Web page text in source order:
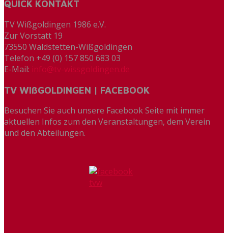
QUICK KONTAKT
TV Wißgoldingen 1986 e.V.
Zur Vorstatt 19
73550 Waldstetten-Wißgoldingen
Telefon +49 (0) 157 850 683 03
E-Mail: info@tv-wissgoldingen.de
TV WIßGOLDINGEN | FACEBOOK
Besuchen Sie auch unsere Facebook Seite mit immer
aktuellen Infos zum den Veranstaltungen, dem Verein
und den Abteilungen.